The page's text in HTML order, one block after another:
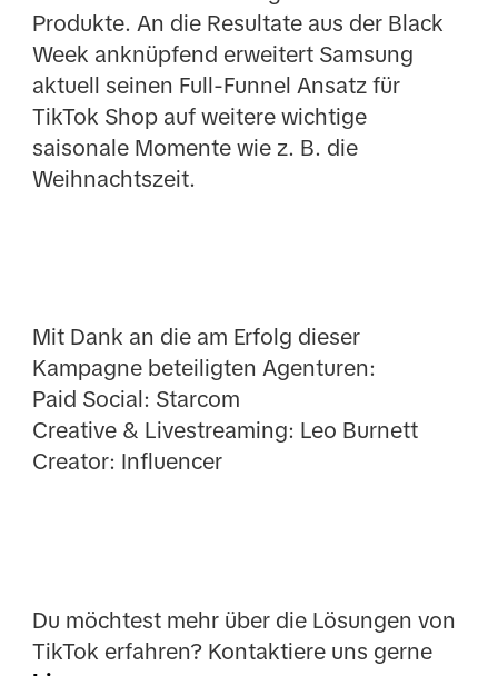
Produkte. An die Resultate aus der Black
Week anknüpfend erweitert Samsung
aktuell seinen Full-Funnel Ansatz für
TikTok Shop auf weitere wichtige
saisonale Momente wie z. B. die
Weihnachtszeit.
Mit Dank an die am Erfolg dieser
Kampagne beteiligten Agenturen:
Paid Social: Starcom
Creative & Livestreaming: Leo Burnett
Creator: Influencer
Du möchtest mehr über die Lösungen von
TikTok erfahren? Kontaktiere uns gerne